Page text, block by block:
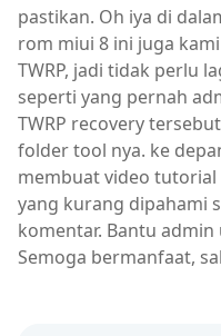
pastikan. Oh iya di
rom miui 8 ini juga
TWRP, jadi tidak perlu
seperti yang pernah
TWRP recovery
folder tool nya. ke
membuat video tutorial
yang kurang dipahami
komentar. Bantu
Semoga bermanfaat,